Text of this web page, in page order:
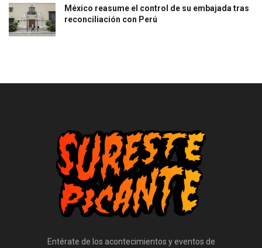
México reasume el control de su embajada tras
reconciliación con Perú
Entérate de los acontecimientos y eventos de